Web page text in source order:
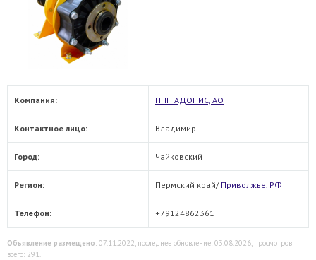
Компания: НПП АДОНИС, АО
Контактное лицо: Владимир
Город: Чайковский
Регион: Пермский край/ Приволжье. РФ
Телефон: +79124862361
Объявление размещено: 07.11.2022, последнее обновление: 03.08.2026, просмотров
всего: 291.